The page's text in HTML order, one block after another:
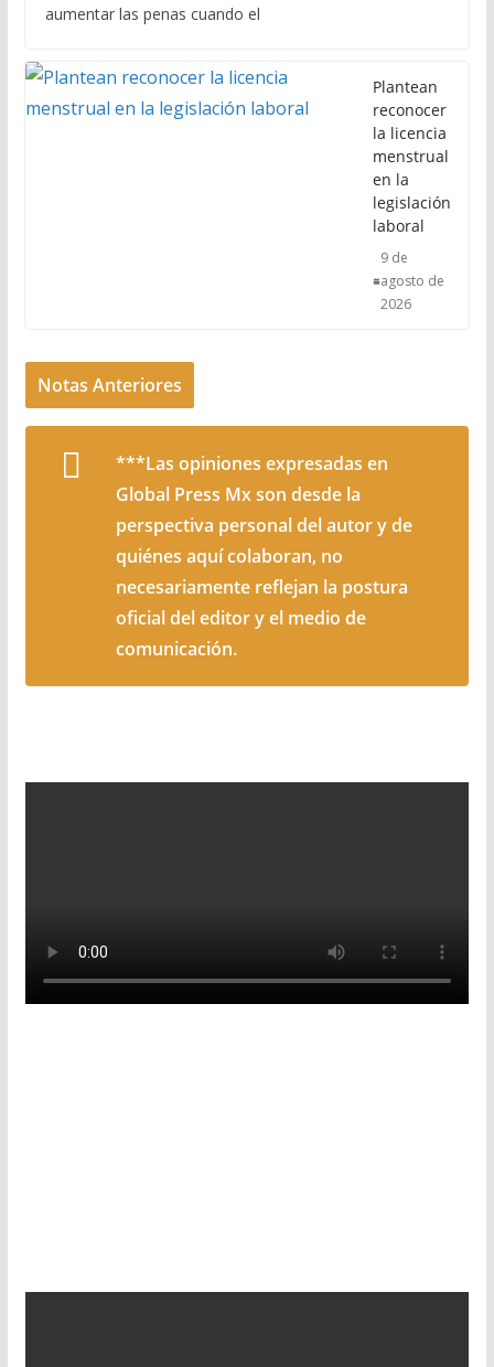
aumentar las penas cuando el
Plantean
reconocer
la licencia
menstrual
en la
legislación
laboral
9 de
agosto de
2026
Notas Anteriores
***Las opiniones expresadas en
Global Press Mx son desde la
perspectiva personal del autor y de
quiénes aquí colaboran, no
necesariamente reflejan la postura
oficial del editor y el medio de
comunicación.